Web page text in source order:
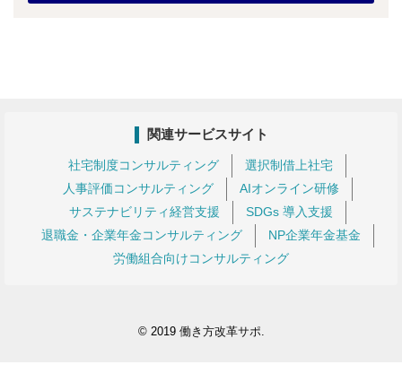
関連サービスサイト
社宅制度コンサルティング
選択制借上社宅
人事評価コンサルティング
AIオンライン研修
サステナビリティ経営支援
SDGs 導入支援
退職金・企業年金コンサルティング
NP企業年金基金
労働組合向けコンサルティング
© 2019 働き方改革サポ.